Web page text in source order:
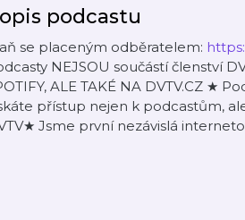
podcastu
se placeným odběratelem:
NEJSOU součástí členství
ALE TAKÉ NA DVTV.CZ ★
přístup nejen k podcastům,
Jsme první nezávislá